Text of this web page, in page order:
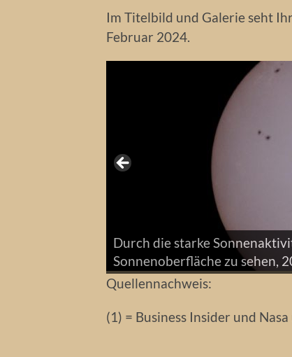
Im Titelbild und Galerie seht
Februar 2024.
Sonnenfleck vom 29. Februar
Durch die starke
Sonnenoberfläche zu sehen,
Quellennachweis:
(1) = Business Insider und Nasa